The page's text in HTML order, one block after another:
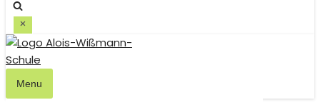
Menu
Navigation